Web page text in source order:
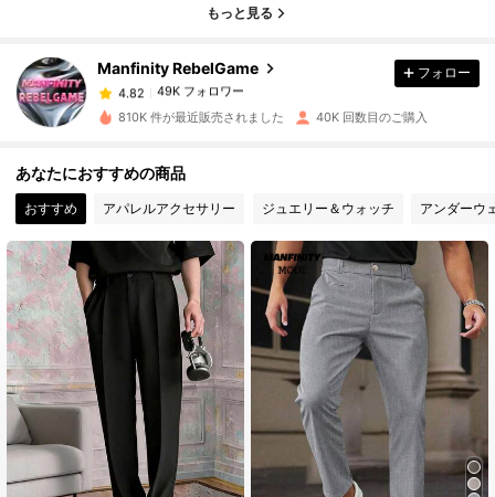
もっと見る
Manfinity RebelGame
49K フォロワー
4.82 49K フォロワー
49K フォロワー
4.82 49K フォロワー
4.82 49K フォロワー
フォロー
810K 件が最近販売されました 40K 回数目のご購入
あなたにおすすめの商品
おすすめ アパレルアクセサリー ジュエリー＆ウォッチ アンダーウ